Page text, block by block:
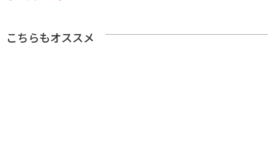
こちらもオススメ